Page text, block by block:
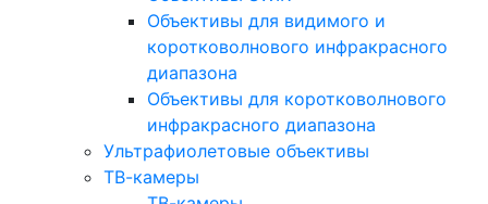
Объективы для видимого и
коротковолнового инфракрасного
диапазона
Объективы для коротковолнового
инфракрасного диапазона
Ультрафиолетовые объективы
ТВ-камеры